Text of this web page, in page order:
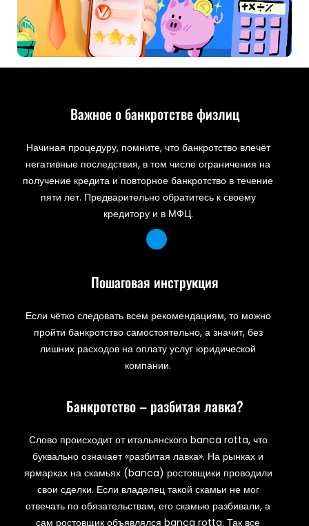
Важное о банкротстве физлиц
Начиная процедуру, помните, что банкротство влечёт
негативные последствия, в том числе ограничения на
получение кредита и повторное банкротство в течение
пяти лет. Предварительно обратитесь к своему
кредитору и в МФЦ.
Пошаговая инструкция
Если чётко следовать всем рекомендациям, то можно
пройти банкротство самостоятельно, а значит, без
лишних расходов на оплату услуг юридической
компании.
Банкротство – разбитая лавка?
Слово происходит от итальянского banca rotta, что
буквально означает «разбитая лавка». На рынках и
ярмарках на скамьях (banca) ростовщики проводили
свои сделки. Если владелец такой скамьи не мог
отвечать по обязательствам, его скамью разбивали, а
сам ростовщик объявлялся banca rotta. Так все